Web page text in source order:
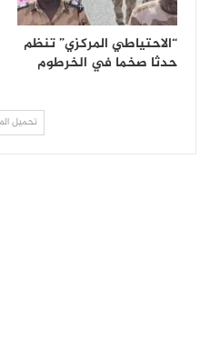
“الاحتياطي المركزي” تنظم
حدثا صخما في الخرطوم
تحميل